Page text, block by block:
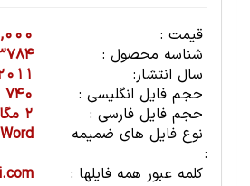
قیمت :
شناسه محصول :
سال انتشار:
حجم فایل انگلیسی :
740 Kb
حجم فایل فارسی :
2 مگا بایت
نوع فایل های ضمیمه
:
کلمه عبور همه فایلها :